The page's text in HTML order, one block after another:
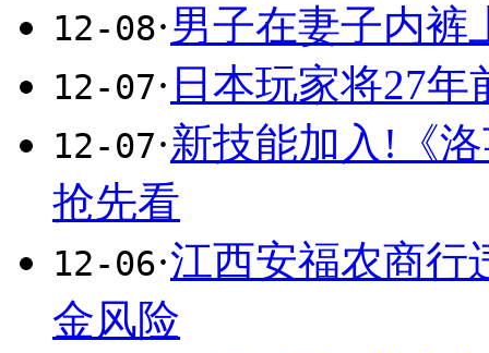
12-08·男子在妻子内裤
12-07· 日本玩家将27年
12-07·新技能加入!《
抢先看
12-06·江西安福农商行
金风险